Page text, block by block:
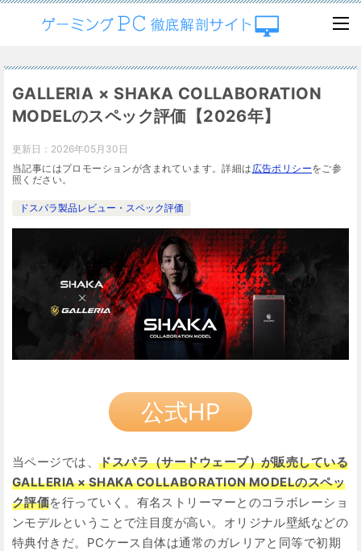
GALLERIA × SHAKA COLLABORATION
MODELのスペック評価【2026年】
更新日： 2026年05月30日
当記事にはプロモーションが含まれています。詳細は 広告ポリシーをご参
照ください。
ドスパラ製品レビュー・スペック評価
公式HP
当ページでは、ドスパラ（サードウェーブ）が販売している
GALLERIA × SHAKA COLLABORATION MODELのスペッ
ク評価を行っていく。有名ストリーマーとのコラボレーショ
ンモデルということで注目度が高い。オリジナル壁紙などの
特典付きだ。PCケース自体は通常のガレリアと同等で初期